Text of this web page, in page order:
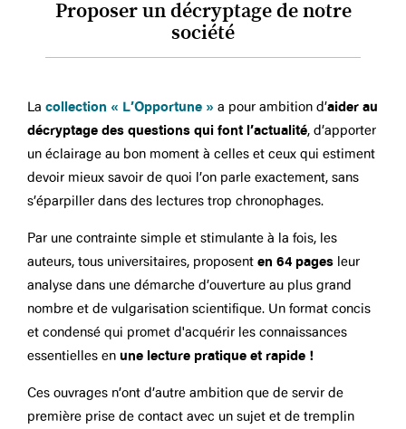
Proposer un décryptage de notre
société
La collection « L’Opportune » a pour ambition d’aider au
décryptage des questions qui font l’actualité, d’apporter
un éclairage au bon moment à celles et ceux qui estiment
devoir mieux savoir de quoi l’on parle exactement, sans
s’éparpiller dans des lectures trop chronophages.
Par une contrainte simple et stimulante à la fois, les
auteurs, tous universitaires, proposent en 64 pages leur
analyse dans une démarche d’ouverture au plus grand
nombre et de vulgarisation scientifique. Un format concis
et condensé qui promet d'acquérir les connaissances
essentielles en une lecture pratique et rapide !
Ces ouvrages n’ont d’autre ambition que de servir de
première prise de contact avec un sujet et de tremplin